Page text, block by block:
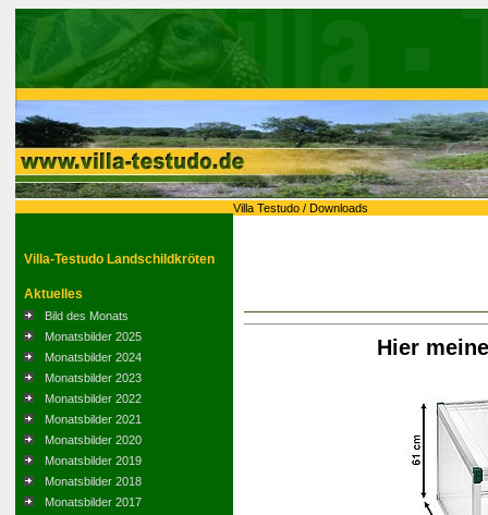
Villa Testudo / Downloads
Villa-Testudo Landschildkröten
Aktuelles
Bild des Monats
Monatsbilder 2025
Monatsbilder 2024
Monatsbilder 2023
Monatsbilder 2022
Monatsbilder 2021
Monatsbilder 2020
Monatsbilder 2019
Monatsbilder 2018
Monatsbilder 2017
Hier